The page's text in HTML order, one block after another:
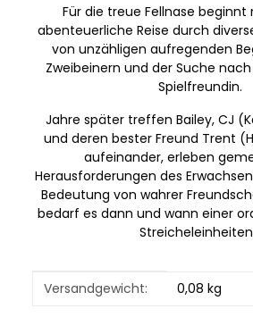
Für die treue Fellnase beginnt
abenteuerliche Reise durch
von unzähligen aufregenden
Zweibeinern und der Suche
Spielfreundin.
Jahre später treffen Bailey, CJ
und deren bester Freund Trent
aufeinander, erleben
Herausforderungen des
Bedeutung von wahrer
bedarf es dann und wann einer
Produkteigenschaft
Wert
Versandgewicht: 0,08 kg